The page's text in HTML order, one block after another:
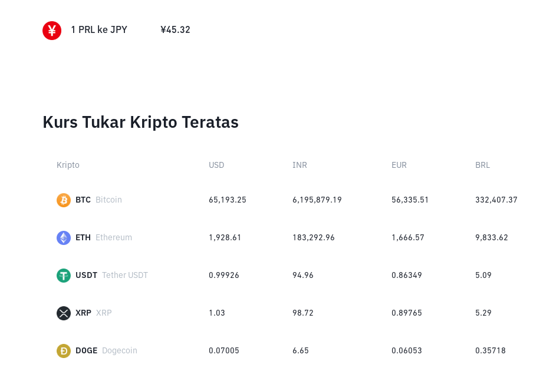
1 PRL ke JPY ¥45.32
Kurs Tukar Kripto Teratas
Kripto USD INR EUR BRL
BTC Bitcoin 65,193.25 6,195,879.19 56,335.51 332,407.37
ETH Ethereum 1,928.61 183,292.96 1,666.57 9,833.62
USDT Tether USDT 0.99926 94.96 0.86349 5.09
XRP XRP 1.03 98.72 0.89765 5.29
DOGE Dogecoin 0.07005 6.65 0.06053 0.35718